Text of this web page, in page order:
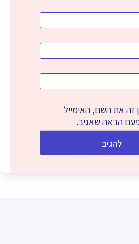
את השם, האימייל
הבאה שאגיב.